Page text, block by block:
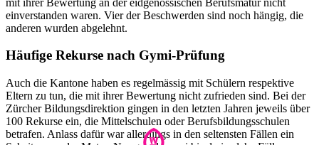
einverstanden waren. Vier der Beschwerden sind noch hängig, die
anderen wurden abgelehnt.
Häufige Rekurse nach Gymi-Prüfung
Auch die Kantone haben es regelmässig mit Schülern respektive
Eltern zu tun, die mit ihrer Bewertung nicht zufrieden sind. Bei der
Zürcher Bildungsdirektion gingen in den letzten Jahren jeweils über
100 Rekurse ein, die Mittelschulen oder Berufsbildungsschulen
betrafen. Anlass dafür war allerdings in den seltensten Fällen ein